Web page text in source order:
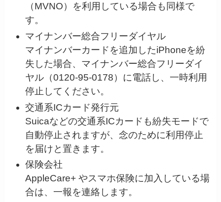
（MVNO）を利用している場合も同様で
す。
マイナンバー総合フリーダイヤル
マイナンバーカードを追加したiPhoneを紛
失した場合、マイナンバー総合フリーダイ
ヤル（0120-95-0178）に電話し、一時利用
停止してください。
交通系ICカード発行元
Suicaなどの交通系ICカードも紛失モードで
自動停止されますが、念のために利用停止
を届けと置きます。
保険会社
AppleCare+ やスマホ保険に加入している場
合は、一報を連絡します。